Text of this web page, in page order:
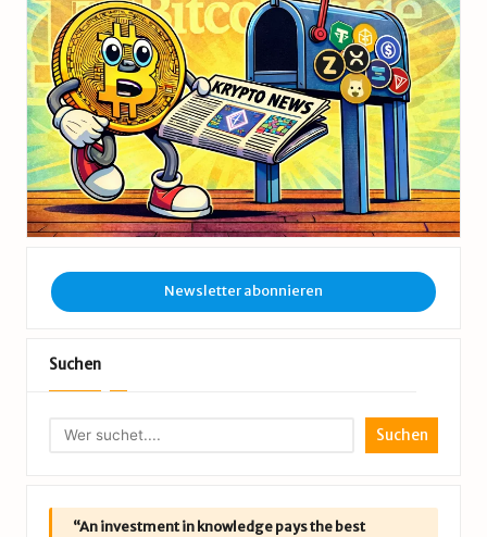
Newsletter abonnieren
Suchen
Suchen
“An investment in knowledge pays the best